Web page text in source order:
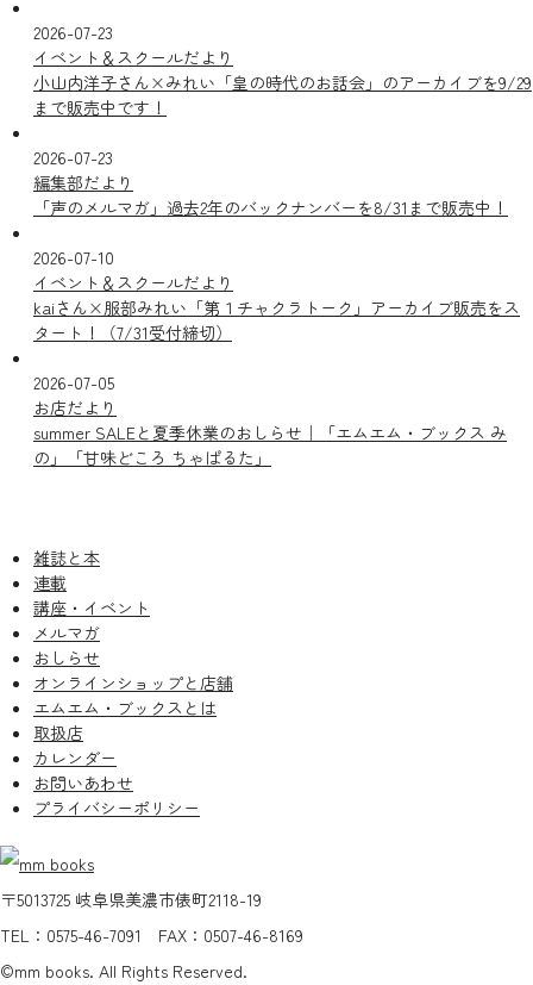
2026-07-23
イベント＆スクールだより
小山内洋子さん×みれい「皇の時代のお話会」のアーカイブを9/29
まで販売中です！
2026-07-23
編集部だより
「声のメルマガ」過去2年のバックナンバーを8/31まで販売中！
2026-07-10
イベント＆スクールだより
kaiさん×服部みれい「第１チャクラトーク」アーカイブ販売をス
タート！（7/31受付締切）
2026-07-05
お店だより
summer SALEと夏季休業のおしらせ｜「エムエム・ブックス み
の」「甘味どころ ちゃぱるた」
雑誌と本
連載
講座・イベント
メルマガ
おしらせ
オンラインショップと店舗
エムエム・ブックスとは
取扱店
カレンダー
お問いあわせ
プライバシーポリシー
〒5013725 岐阜県美濃市俵町2118-19
TEL：0575-46-7091 FAX：0507-46-8169
©mm books. All Rights Reserved.